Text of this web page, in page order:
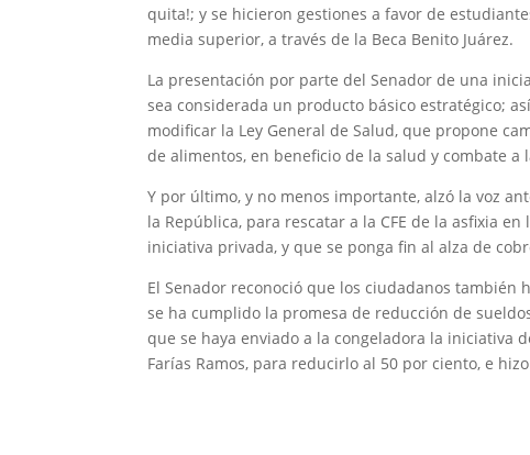
quita!; y se hicieron gestiones a favor de
media superior, a través de la Beca Benito Juárez.
La presentación por parte del Senador de una
sea considerada un producto básico estratégico;
modificar la Ley General de Salud, que propone
de alimentos, en beneficio de la salud y combate a
Y por último, y no menos importante, alzó la voz
la República, para rescatar a la CFE de la asfixia
iniciativa privada, y que se ponga fin al alza de
El Senador reconoció que los ciudadanos
se ha cumplido la promesa de reducción de
que se haya enviado a la congeladora la iniciativa
Farías Ramos, para reducirlo al 50 por ciento, e